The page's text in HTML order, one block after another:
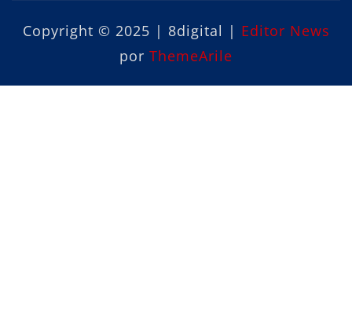
Copyright © 2025 | 8digital | Editor News
por ThemeArile